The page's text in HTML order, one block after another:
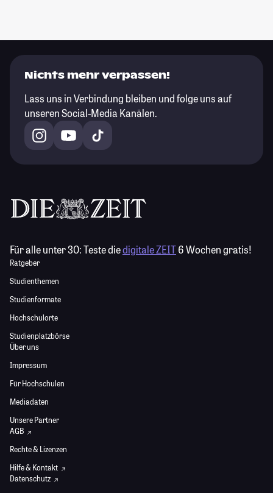
Nichts mehr verpassen!
Lass uns in Verbindung bleiben und folge uns auf
unseren Social-Media Kanälen.
Für alle unter 30:Teste diedigitale ZEIT6 Wochen gratis!
Ratgeber
Studienthemen
Studienformate
Hochschulorte
Studienplatzbörse
Über uns
Impressum
Für Hochschulen
Mediadaten
Unsere Partner
AGB
Rechte & Lizenzen
Hilfe & Kontakt
Datenschutz